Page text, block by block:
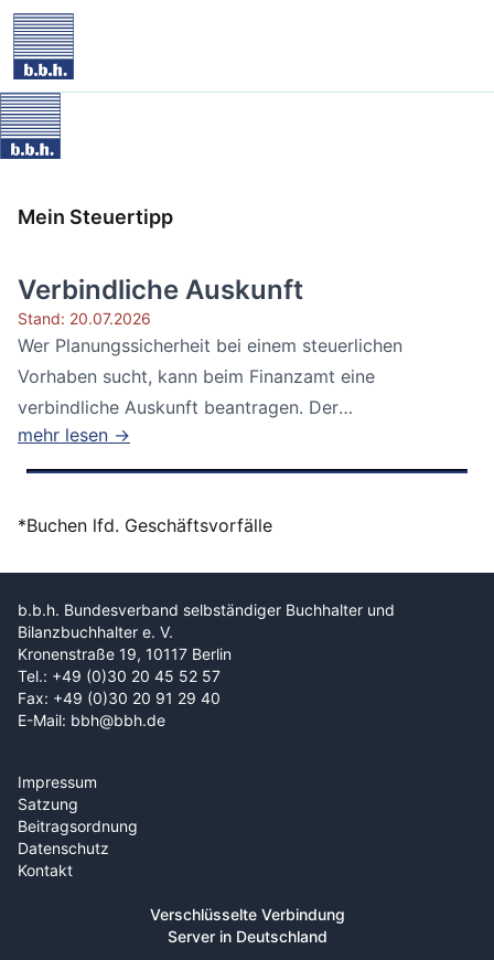
Mein Steuertipp
Verbindliche Auskunft
Stand: 20.07.2026
Wer Planungssicherheit bei einem steuerlichen
Vorhaben sucht, kann beim Finanzamt eine
verbindliche Auskunft beantragen. Der
Bundesfinanzhof...
mehr lesen →
*Buchen lfd. Geschäftsvorfälle
b.b.h. Bundesverband selbständiger Buchhalter und
Bilanzbuchhalter e. V.
Kronenstraße 19, 10117 Berlin
Tel.: +49 (0)30 20 45 52 57
Fax: +49 (0)30 20 91 29 40
E-Mail: bbh@bbh.de
Impressum
Satzung
Beitragsordnung
Datenschutz
Kontakt
Verschlüsselte Verbindung
Server in Deutschland